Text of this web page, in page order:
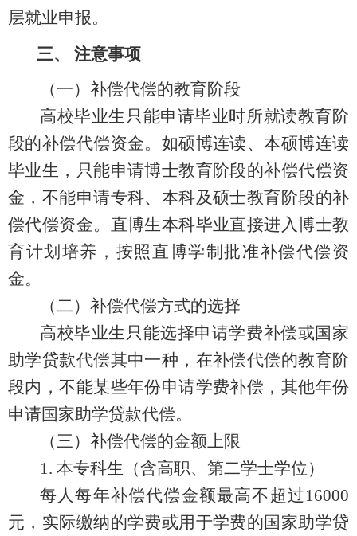
层就业申报。
三、 注意事项
（一）补偿代偿的教育阶段
高校毕业生只能申请毕业时所就读教育阶
段的补偿代偿资金。如硕博连读、本硕博连读
毕业生，只能申请博士教育阶段的补偿代偿资
金，不能申请专科、本科及硕士教育阶段的补
偿代偿资金。直博生本科毕业直接进入博士教
育计划培养，按照直博学制批准补偿代偿资
金。
（二）补偿代偿方式的选择
高校毕业生只能选择申请学费补偿或国家
助学贷款代偿其中一种，在补偿代偿的教育阶
段内，不能某些年份申请学费补偿，其他年份
申请国家助学贷款代偿。
（三）补偿代偿的金额上限
1. 本专科生（含高职、第二学士学位）
每人每年补偿代偿金额最高不超过16000
元，实际缴纳的学费或用于学费的国家助学贷